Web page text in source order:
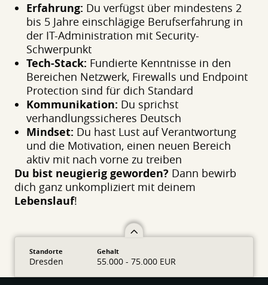
Erfahrung: Du verfügst über mindestens 2
bis 5 Jahre einschlägige Berufserfahrung in
der IT-Administration mit Security-
Schwerpunkt
Tech-Stack: Fundierte Kenntnisse in den
Bereichen Netzwerk, Firewalls und Endpoint
Protection sind für dich Standard
Kommunikation: Du sprichst
verhandlungssicheres Deutsch
Mindset: Du hast Lust auf Verantwortung
und die Motivation, einen neuen Bereich
aktiv mit nach vorne zu treiben
Du bist neugierig geworden? Dann bewirb
dich ganz unkompliziert mit deinem
Lebenslauf!
Standorte
Dresden
Gehalt
55.000 - 75.000 EUR